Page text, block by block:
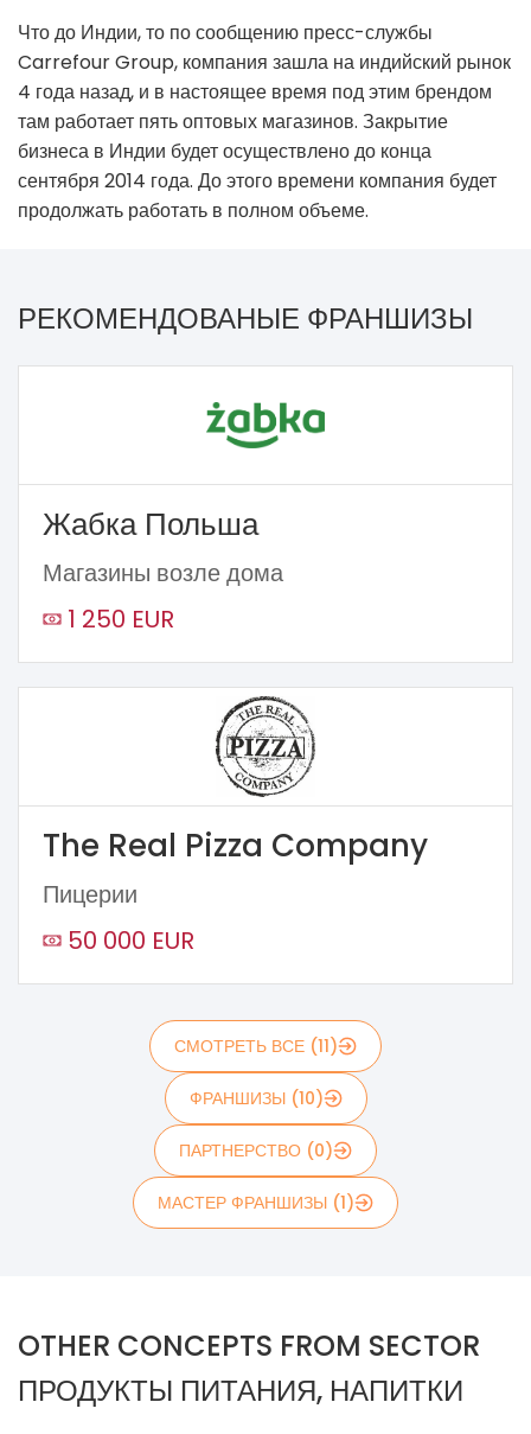
Что до Индии, то по сообщению пресс-службы
Carrefour Group, компания зашла на индийский рынок
4 года назад, и в настоящее время под этим брендом
там работает пять оптовых магазинов. Закрытие
бизнеса в Индии будет осуществлено до конца
сентября 2014 года. До этого времени компания будет
продолжать работать в полном объеме.
РЕКОМЕНДОВАНЫЕ ФРАНШИЗЫ
Жабка Польша
Магазины возле дома
1 250 EUR
The Real Pizza Company
Пицерии
50 000 EUR
СМОТРЕТЬ ВСЕ (11)
ФРАНШИЗЫ (10)
ПАРТНЕРСТВО (0)
МАСТЕР ФРАНШИЗЫ (1)
OTHER CONCEPTS FROM SECTOR
ПРОДУКТЫ ПИТАНИЯ, НАПИТКИ